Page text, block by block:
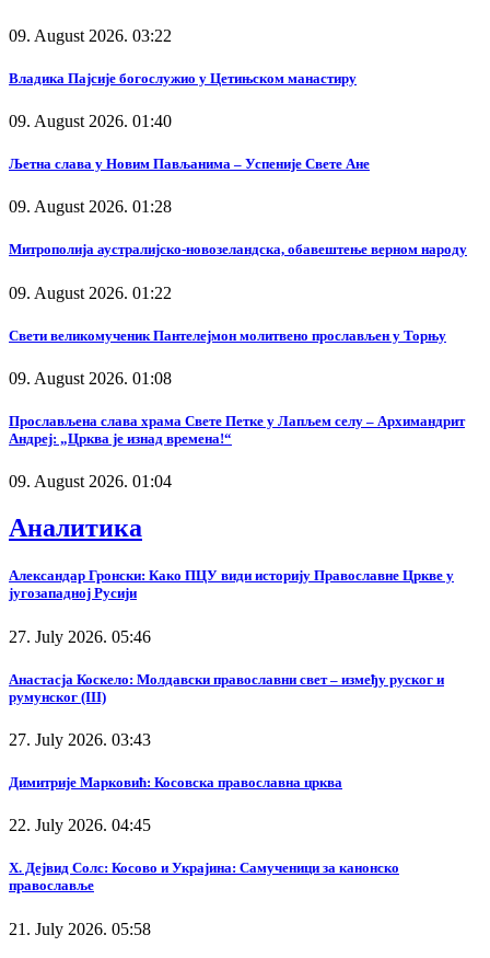
09. August 2026. 03:22
Владика Пајсије богослужио у Цетињском манастиру
09. August 2026. 01:40
Љетна слава у Новим Пављанима – Успеније Свете Ане
09. August 2026. 01:28
Митрополија аустралијско-новозеландска, обавештење верном народу
09. August 2026. 01:22
Свети великомученик Пантелејмон молитвено прослављен у Торњу
09. August 2026. 01:08
Прослављена слава храма Свете Петке у Лапљем селу – Архимандрит
Андреј: „Црква је изнад времена!“
09. August 2026. 01:04
Аналитика
Александар Гронски: Како ПЦУ види историју Православне Цркве у
југозападној Русији
27. July 2026. 05:46
Анастасја Коскело: Молдавски православни свет – између руског и
румунског (III)
27. July 2026. 03:43
Димитрије Марковић: Косовска православна црква
22. July 2026. 04:45
Х. Дејвид Солс: Косово и Украјина: Самученици за канонско
православље
21. July 2026. 05:58